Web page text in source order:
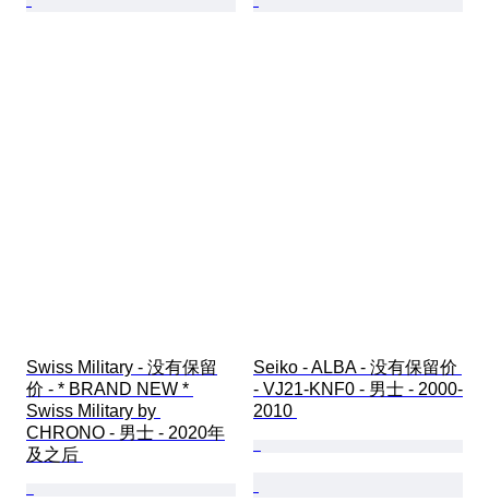
Swiss Military - 没有保留
价 - * BRAND NEW *
Swiss Military by
CHRONO - 男士 - 2020年
及之后
Seiko - ALBA - 没有保留价
- VJ21-KNF0 - 男士 - 2000-
2010